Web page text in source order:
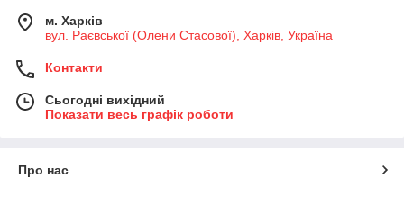
м. Харків
вул. Раєвської (Олени Стасової), Харків, Україна
Контакти
Сьогодні вихідний
Показати весь графік роботи
Про нас